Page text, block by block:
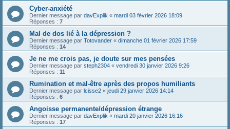
Cyber-anxiété
Dernier message par davExplik « mardi 03 février 2026 18:09
Réponses : 7
Mal de dos lié à la dépression ?
Dernier message par Totovander « dimanche 01 février 2026 17:59
Réponses : 14
Je ne me crois pas, je doute sur mes pensées
Dernier message par steph2304 « vendredi 30 janvier 2026 9:26
Réponses : 11
Rumination et mal-être après des propos humiliants
Dernier message par lcisse2 « jeudi 29 janvier 2026 14:14
Réponses : 6
Angoisse permanente/dépression étrange
Dernier message par davExplik « mardi 20 janvier 2026 16:16
Réponses : 17